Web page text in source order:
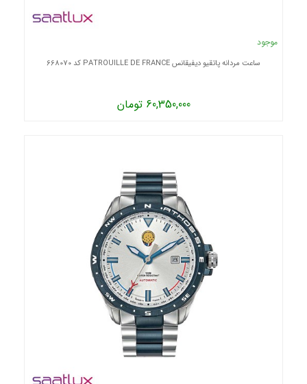
موجود
ساعت مردانه پاتقیو دیفیقانس PATROUILLE DE FRANCE کد 668070
60,350,000 تومان